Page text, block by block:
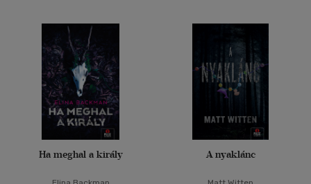
Ha meghal a király A nyaklánc